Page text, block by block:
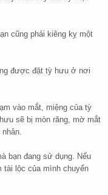
cũng phải kiêng kỵ một
được đặt tỳ hưu ở nơi
vào mắt, miệng của tỳ
sẽ bị mòn răng, mờ mắt
bạn đang sử dụng. Nếu
tài lộc của mình chuyển